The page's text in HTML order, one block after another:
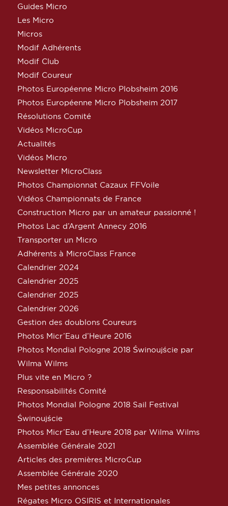
Guides Micro
Les Micro
Micros
Modif Adhérents
Modif Club
Modif Coureur
Photos Européenne Micro Plobsheim 2016
Photos Européenne Micro Plobsheim 2017
Résolutions Comité
Vidéos MicroCup
Actualités
Vidéos Micro
Newsletter MicroClass
Photos Championnat Cazaux FFVoile
Vidéos Championnats de France
Construction Micro par un amateur passionné !
Photos Lac d’Argent Annecy 2016
Transporter un Micro
Adhérents à MicroClass France
Calendrier 2024
Calendrier 2025
Calendrier 2025
Calendrier 2026
Gestion des doublons Coureurs
Photos Micr’Eau d’Heure 2016
Photos Mondial Pologne 2018 Świnoujście par
Wilma Wilms
Plus vite en Micro ?
Responsabilités Comité
Photos Mondial Pologne 2018 Sail Festival
Świnoujście
Photos Micr’Eau d’Heure 2018 par Wilma Wilms
Assemblée Générale 2021
Articles des premières MicroCup
Assemblée Générale 2020
Mes petites annonces
Régates Micro OSIRIS et Internationales